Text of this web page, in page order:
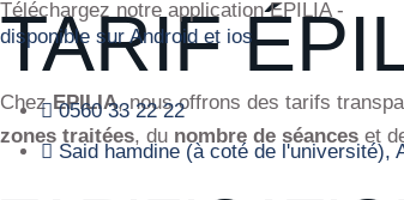
Téléchargez notre application EPILIA -
disponible sur Android et ios
0560 33 22 22
Said hamdine (à coté de l'université),
TARIF
ChezEPILIA, nous offrons des tarifs
zones traitées, du nombre de séances et